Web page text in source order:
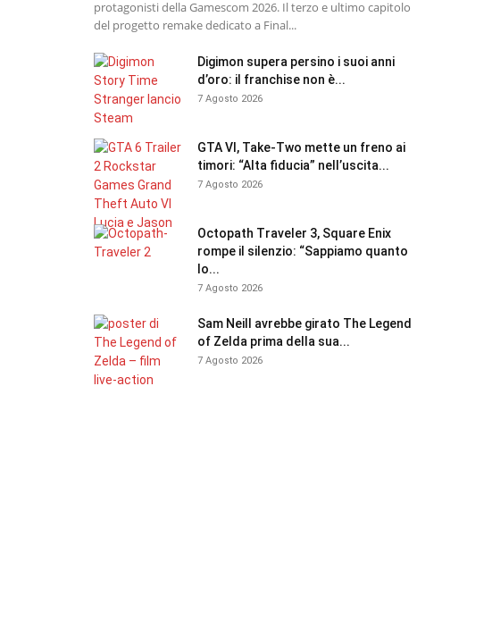
protagonisti della Gamescom 2026. Il terzo e ultimo capitolo
del progetto remake dedicato a Final...
Digimon supera persino i suoi anni
d’oro: il franchise non è...
7 Agosto 2026
GTA VI, Take-Two mette un freno ai
timori: “Alta fiducia” nell’uscita...
7 Agosto 2026
Octopath Traveler 3, Square Enix
rompe il silenzio: “Sappiamo quanto
lo...
7 Agosto 2026
Sam Neill avrebbe girato The Legend
of Zelda prima della sua...
7 Agosto 2026